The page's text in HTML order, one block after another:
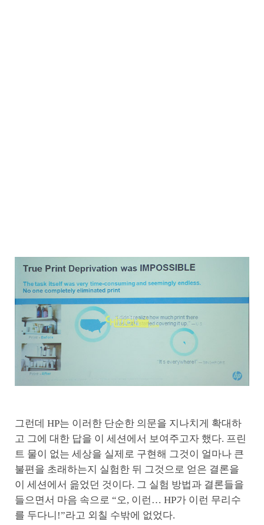
그런데 HP는 이러한 단순한 의문을 지나치게 확대하
고 그에 대한 답을 이 세션에서 보여주고자 했다. 프린
트 물이 없는 세상을 실제로 구현해 그것이 얼마나 큰
불편을 초래하는지 실험한 뒤 그것으로 얻은 결론을
이 세션에서 읊었던 것이다. 그 실험 방법과 결론들을
들으면서 마음 속으로 “오, 이런… HP가 이런 무리수
를 두다니!”라고 외칠 수밖에 없었다.